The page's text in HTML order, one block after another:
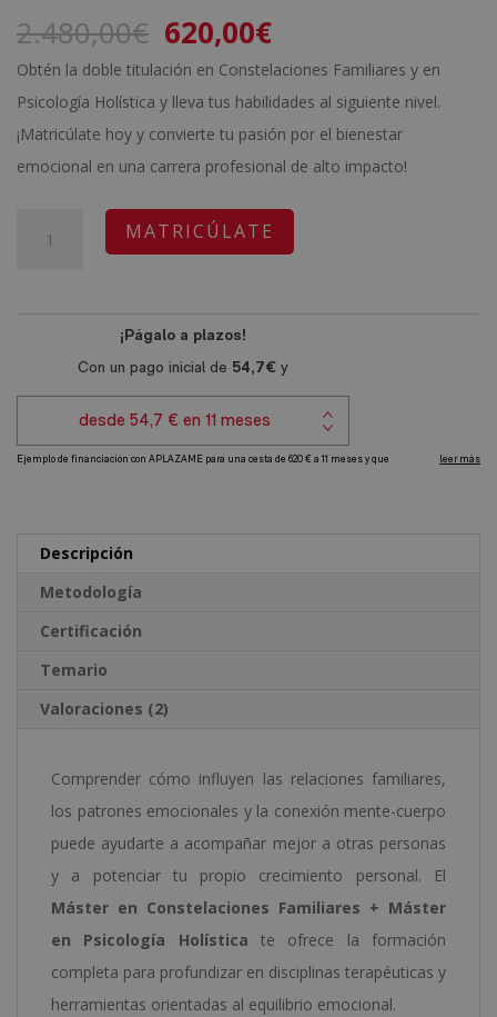
5 en base
a
valoracione
s de
clientes
2.480,00€ El
precio
original
era:
2.480,00€.
620,00€El
precio
actual
es:
620,00€.
Obtén la doble titulación en Constelaciones Familiares y en
Psicología Holística y lleva tus habilidades al siguiente nivel.
¡Matricúlate hoy y convierte tu pasión por el bienestar
emocional en una carrera profesional de alto impacto!
Psicología
Diploma
Notario
Europeo
MATRICÚLATE
t
Descripción
Metodología
Certificación
Temario
Valoraciones (2)
Comprender cómo influyen las relaciones familiares,
los patrones emocionales y la conexión mente-cuerpo
puede ayudarte a acompañar mejor a otras personas
y a potenciar tu propio crecimiento personal. El
Máster en Constelaciones Familiares + Máster
en Psicología Holística te ofrece la formación
completa para profundizar en disciplinas terapéuticas y
herramientas orientadas al equilibrio emocional.